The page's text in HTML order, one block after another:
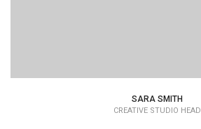
SARA SMITH
CREATIVE STUDIO HEAD